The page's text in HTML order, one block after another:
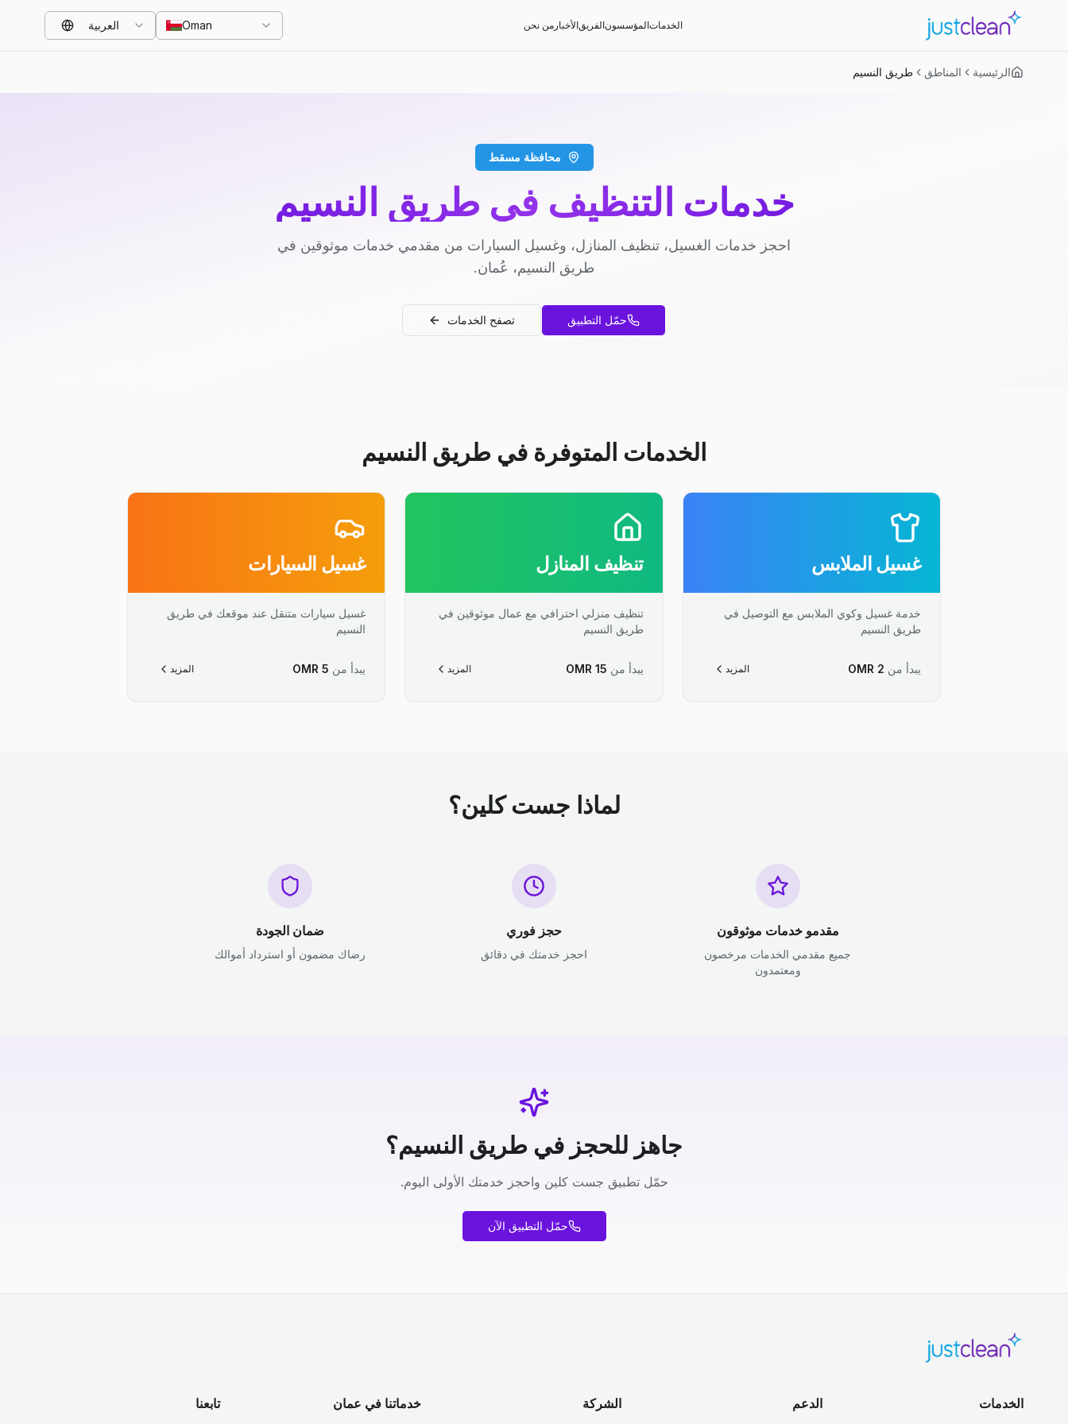
الخدماتالمؤسسونالفريقالأخبار من نحن Oman العربية
الرئيسية المناطق طريق النسيم
محافظة مسقط
خدمات التنظيف في طريق النسيم
احجز خدمات الغسيل، تنظيف المنازل، وغسيل السيارات من مقدمي خدمات موثوقين في
طريق النسيم، عُمان.
حمّل التطبيق تصفح الخدمات
الخدمات المتوفرة في طريق النسيم
غسيل الملابس
خدمة غسيل وكوي الملابس مع التوصيل في
طريق النسيم
يبدأ من OMR 2 المزيد
تنظيف المنازل
تنظيف منزلي احترافي مع عمال موثوقين في
طريق النسيم
يبدأ من OMR 15 المزيد
غسيل السيارات
غسيل سيارات متنقل عند موقعك في طريق
النسيم
يبدأ من OMR 5 المزيد
لماذا جست كلين؟
مقدمو خدمات موثوقون
جميع مقدمي الخدمات مرخصون
ومعتمدون
حجز فوري
احجز خدمتك في دقائق
ضمان الجودة
رضاك مضمون أو استرداد أموالك
جاهز للحجز في طريق النسيم؟
حمّل تطبيق جست كلين واحجز خدمتك الأولى اليوم.
حمّل التطبيق الآن
الخدمات الدعم الشركة خدماتنا في عمان تابعنا